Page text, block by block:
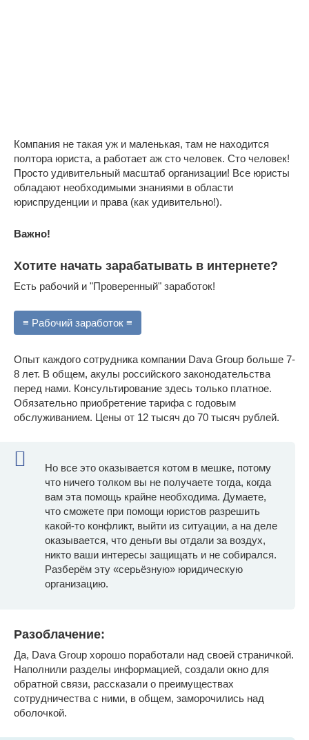
Компания не такая уж и маленькая, там не находится
полтора юриста, а работает аж сто человек. Сто человек!
Просто удивительный масштаб организации! Все юристы
обладают необходимыми знаниями в области
юриспруденции и права (как удивительно!).
Важно!
Хотите начать зарабатывать в интернете?
Есть рабочий и "Проверенный" заработок!
≡ Рабочий заработок ≡
Опыт каждого сотрудника компании Dava Group больше 7-
8 лет. В общем, акулы российского законодательства
перед нами. Консультирование здесь только платное.
Обязательно приобретение тарифа с годовым
обслуживанием. Цены от 12 тысяч до 70 тысяч рублей.
Но все это оказывается котом в мешке, потому
что ничего толком вы не получаете тогда, когда
вам эта помощь крайне необходима. Думаете,
что сможете при помощи юристов разрешить
какой-то конфликт, выйти из ситуации, а на деле
оказывается, что деньги вы отдали за воздух,
никто ваши интересы защищать и не собирался.
Разберём эту «серьёзную» юридическую
организацию.
Разоблачение:
Да, Dava Group хорошо поработали над своей страничкой.
Наполнили разделы информацией, создали окно для
обратной связи, рассказали о преимуществах
сотрудничества с ними, в общем, заморочились над
оболочкой.